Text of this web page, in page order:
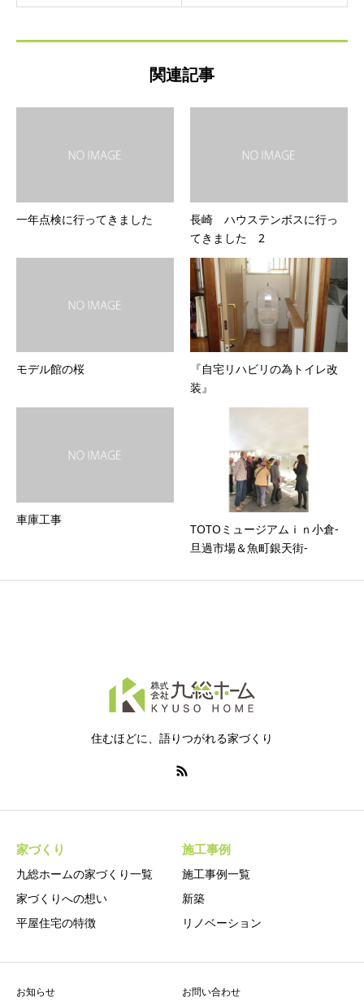
関連記事
一年点検に行ってきました
長崎 ハウステンボスに行っ
てきました 2
モデル館の桜
『自宅リハビリの為トイレ改
装』
車庫工事
TOTOミュージアムｉｎ小倉-
旦過市場＆魚町銀天街-
住むほどに、語りつがれる家づくり
家づくり
九総ホームの家づくり一覧
家づくりへの想い
平屋住宅の特徴
施工事例
施工事例一覧
新築
リノベーション
お知らせ お問い合わせ